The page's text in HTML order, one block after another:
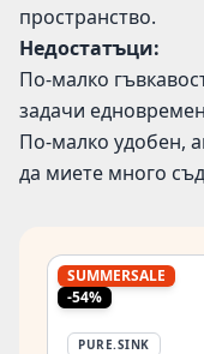
пространство.
Недостатъци:
По-малко
задачи
По-малко удобен,
да миете много
SUMMERSALE
-54%
PURE.SINK